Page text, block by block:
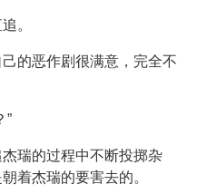
。
的恶作剧很满意，完全不
”
瑞的过程中不断投掷杂
着杰瑞的要害去的。